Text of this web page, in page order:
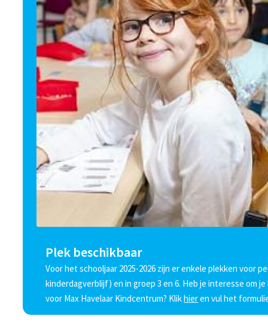
Plek beschikbaar
Voor het schooljaar 2025-2026 zijn er enkele plekken voor
kinderdagverblijf) en in groep 3 en 6. Heb je interesse om
voor Max Havelaar Kindcentrum? Klikhieren vul het